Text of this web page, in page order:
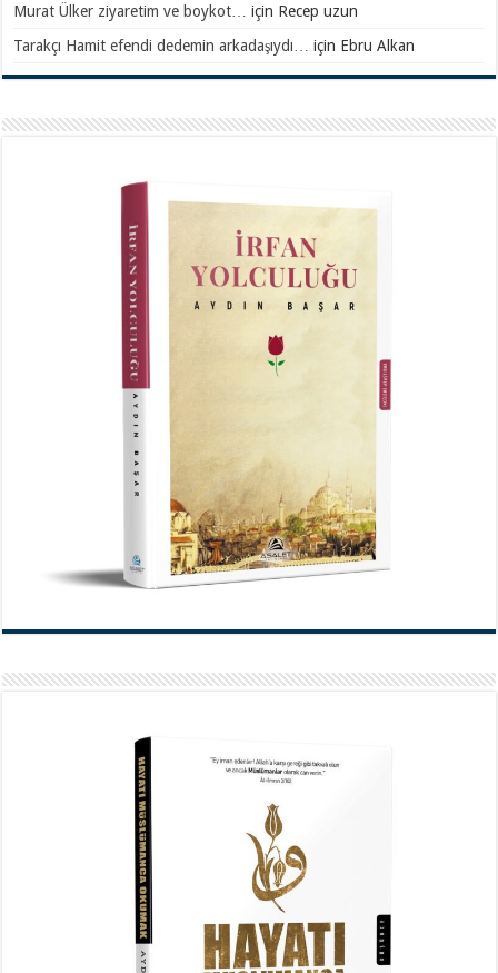
Murat Ülker ziyaretim ve boykot…
için Recep uzun
Tarakçı Hamit efendi dedemin arkadaşıydı…
için Ebru Alkan